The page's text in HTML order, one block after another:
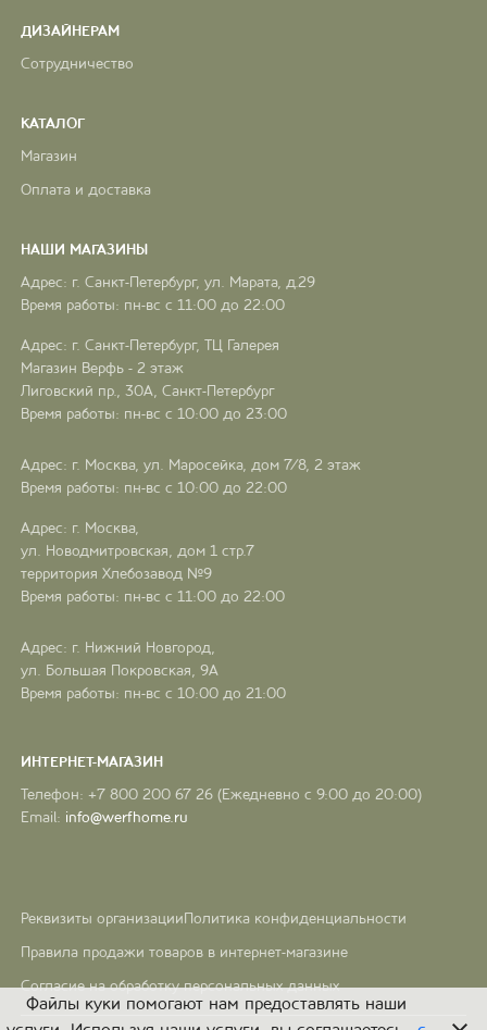
ДИЗАЙНЕРАМ
Сотрудничество
КАТАЛОГ
Магазин
Оплата и доставка
НАШИ МАГАЗИНЫ
Адрес: г. Санкт-Петербург, ул. Марата, д.29
Время работы: пн-вс с 11:00 до 22:00
Адрес: г. Санкт-Петербург, ТЦ Галерея
Магазин Верфь - 2 этаж
Лиговский пр., 30А, Санкт-Петербург
Время работы: пн-вс с 10:00 до 23:00
Адрес: г. Москва, ул. Маросейка, дом 7/8, 2 этаж
Время работы: пн-вс с 10:00 до 22:00
Адрес: г. Москва,
ул. Новодмитровская, дом 1 стр.7
территория Хлебозавод №9
Время работы: пн-вс с 11:00 до 22:00
Адрес: г. Нижний Новгород,
ул. Большая Покровская, 9А
Время работы: пн-вс с 10:00 до 21:00
ИНТЕРНЕТ-МАГАЗИН
Телефон: +7 800 200 67 26 (Ежедневно с 9:00 до 20:00)
Email: info@werfhome.ru
Реквизиты организации Политика конфиденциальности
Правила продажи товаров в интернет-магазине
Согласие на обработку персональных данных
Файлы куки помогают нам предоставлять наши